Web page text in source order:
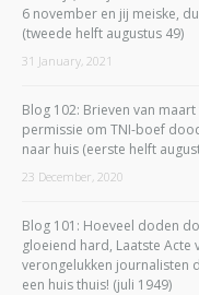
6 november en jij meiske,
(tweede helft augustus 49)
31 January, 2021
Blog 102: Brieven van
permissie om TNI-boef
naar huis (eerste helft
23 December, 2020
Blog 101: Hoeveel doden
gloeiend hard, Laatste Acte
verongelukken journalisten
een huis thuis! (juli 1949)